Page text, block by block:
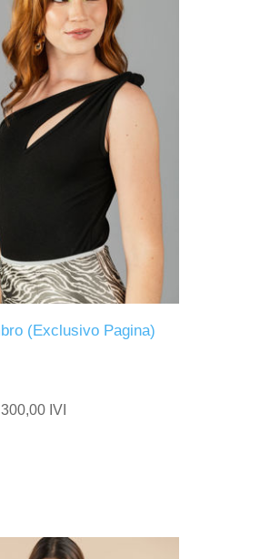
(Exclusivo Pagina)
IVI